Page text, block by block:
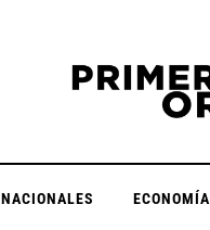
NACIONALES ECONOMÍA